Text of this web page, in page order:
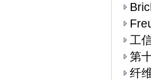
工
第
纤